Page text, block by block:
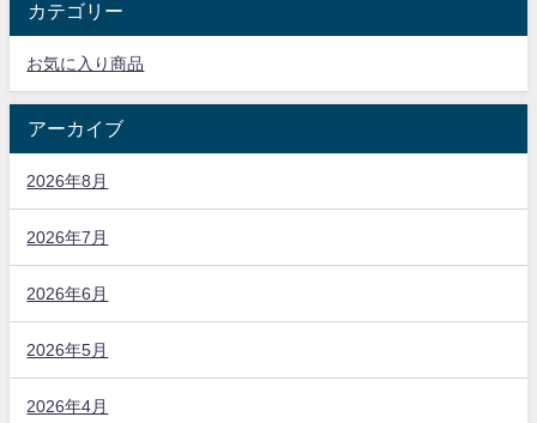
カテゴリー
お気に入り商品
アーカイブ
2026年8月
2026年7月
2026年6月
2026年5月
2026年4月